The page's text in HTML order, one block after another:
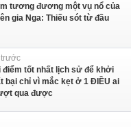
tương đương một vụ nổ của
gia Nga: Thiếu sót từ đầu
tốt nhất lịch sử để khởi
bại chỉ vì mắc kẹt ở 1 ĐIỀU ai
qua được